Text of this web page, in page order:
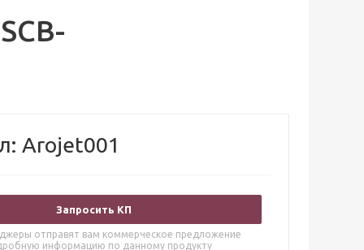
Arojet001
Запросить КП
отправят вам коммерческое предложение
информацию по данному продукту